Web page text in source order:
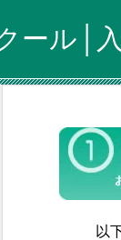
ール│
以